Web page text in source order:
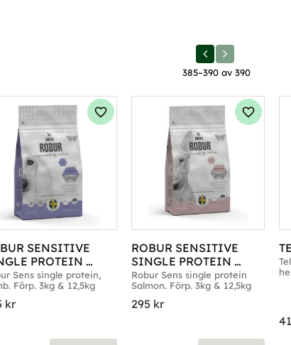
385–390 av 390
SENSITIVE
PROTEIN
Sens single protein,
Förp. 3kg & 12,5kg
kr
Lägg till i favoriter
ROBUR SENSITIVE
SINGLE PROTEIN
SALMON
Robur Sens single protein
Salmon. Förp. 3kg & 12,5kg
295 kr
Lägg